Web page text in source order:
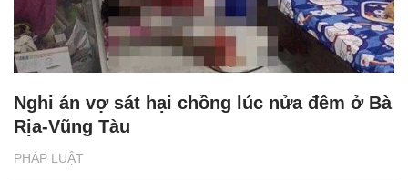
PHÁP LUẬT
Nghi án vợ sát hại chồng lúc nửa đêm ở Bà
Rịa-Vũng Tàu